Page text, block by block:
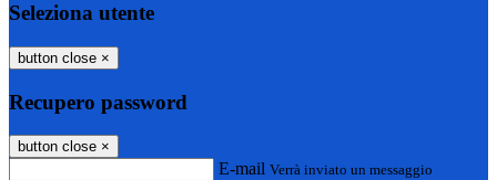
Seleziona utente
button close ×
Recupero password
button close ×
E-mail Verrà inviato un messaggio